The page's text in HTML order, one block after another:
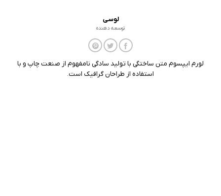
لوسی
توسعه دهنده
لورم ایپسوم متن ساختگی با تولید سادگی نامفهوم از صنعت چاپ و با
استفاده از طراحان گرافیک است.